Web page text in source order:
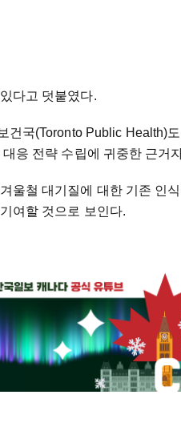
다고 덧붙였다.
건국(Toronto Public Health)
대응 전략 수립에 귀중한 근거
울철 대기질에 대한 기존 인
여할 것으로 보인다.